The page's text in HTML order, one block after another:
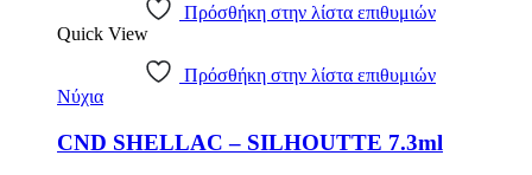
Πρόσθήκη στην λίστα επιθυμιών
Quick View
Πρόσθήκη στην λίστα επιθυμιών
Νύχια
CND SHELLAC – SILHOUTTE 7.3ml